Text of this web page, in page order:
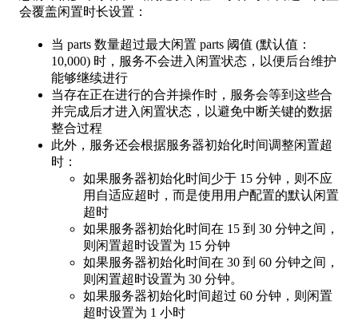
会覆盖闲置时长设置：
当 parts 数量超过最大闲置 parts 阈值 (默认值：
10,000) 时，服务不会进入闲置状态，以便后台维护
能够继续进行
当存在正在进行的合并操作时，服务会等到这些合
并完成后才进入闲置状态，以避免中断关键的数据
整合过程
此外，服务还会根据服务器初始化时间调整闲置超
时：
如果服务器初始化时间少于 15 分钟，则不应
用自适应超时，而是使用用户配置的默认闲置
超时
如果服务器初始化时间在 15 到 30 分钟之间，
则闲置超时设置为 15 分钟
如果服务器初始化时间在 30 到 60 分钟之间，
则闲置超时设置为 30 分钟。
如果服务器初始化时间超过 60 分钟，则闲置
超时设置为 1 小时